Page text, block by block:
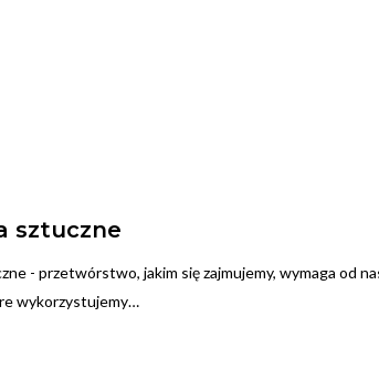
sztuczne
- przetwórstwo, jakim się zajmujemy, wymaga od
wykorzystujemy…